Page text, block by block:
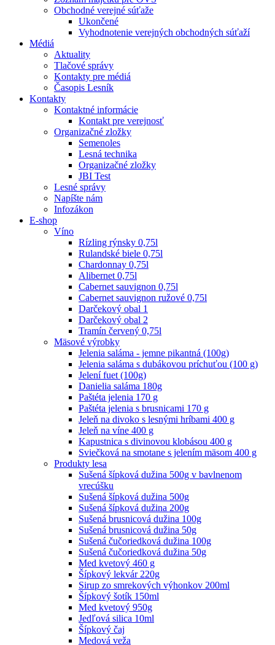
Obchodné verejné súťaže
Ukončené
Vyhodnotenie verejných obchodných súťaží
Médiá
Aktuality
Tlačové správy
Kontakty pre médiá
Časopis Lesník
Kontakty
Kontaktné informácie
Kontakt pre verejnosť
Organizačné zložky
Semenoles
Lesná technika
Organizačné zložky
JBI Test
Lesné správy
Napíšte nám
Infozákon
E-shop
Víno
Rízling rýnsky 0,75l
Rulandské biele 0,75l
Chardonnay 0,75l
Alibernet 0,75l
Cabernet sauvignon 0,75l
Cabernet sauvignon ružové 0,75l
Darčekový obal 1
Darčekový obal 2
Tramín červený 0,75l
Mäsové výrobky
Jelenia saláma - jemne pikantná (100g)
Jelenia saláma s dubákovou príchuťou (100 g)
Jelení fuet (100g)
Danielia saláma 180g
Paštéta jelenia 170 g
Paštéta jelenia s brusnicami 170 g
Jeleň na divoko s lesnými hríbami 400 g
Jeleň na víne 400 g
Kapustnica s divinovou klobásou 400 g
Sviečková na smotane s jelením mäsom 400 g
Produkty lesa
Sušená šípková dužina 500g v bavlnenom
vrecúšku
Sušená šípková dužina 500g
Sušená šípková dužina 200g
Sušená brusnicová dužina 100g
Sušená brusnicová dužina 50g
Sušená čučoriedková dužina 100g
Sušená čučoriedková dužina 50g
Med kvetový 460 g
Šípkový lekvár 220g
Sirup zo smrekových výhonkov 200ml
Šípkový šotík 150ml
Med kvetový 950g
Jedľová silica 10ml
Šípkový čaj
Medová veža